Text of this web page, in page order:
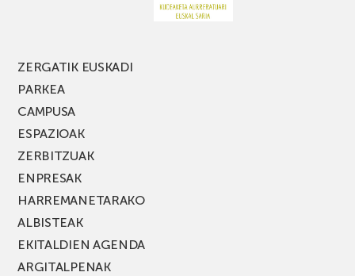
ZERGATIK EUSKADI
PARKEA
CAMPUSA
ESPAZIOAK
ZERBITZUAK
ENPRESAK
HARREMANETARAKO
ALBISTEAK
EKITALDIEN AGENDA
ARGITALPENAK